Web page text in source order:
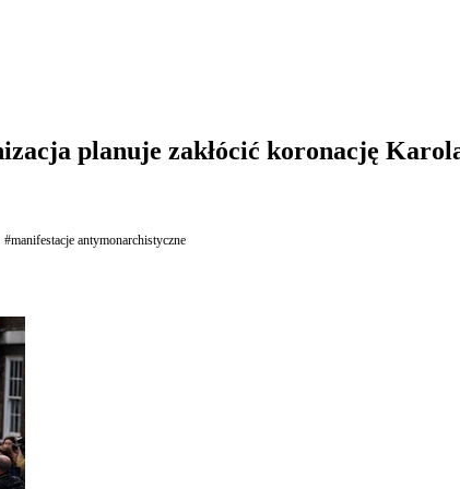
planuje zakłócić koronację
#manifestacje antymonarchistyczne